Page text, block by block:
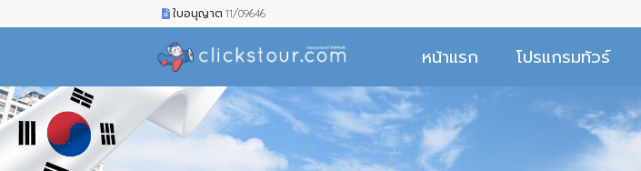
ใบอนุญาต 11/09646
หน้าแรก โปรแกรมทัวร์